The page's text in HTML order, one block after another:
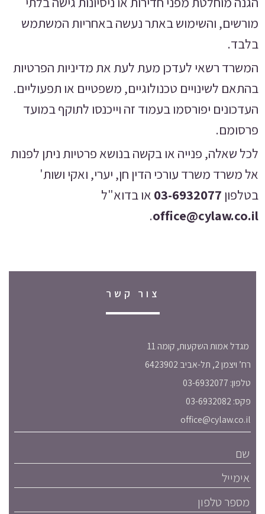
מורשים, והשימוש באתר נעשה באחריות המשתמש
בלבד.
המשרד רשאי לעדכן מעת לעת את מדיניות הפרטיות
בהתאם לשינויים טכנולוגיים, משפטיים או תפעוליים.
העדכונים יפורסמו בעמוד זה וייכנסו לתוקף במועד
פרסומם.
לכל שאלה, פנייה או בקשה בנושא פרטיות ניתן לפנות
אל משרד משרד עורכי הדין חן, יערי, ואקי ושות'
בטלפון 03-6932077 או בדוא"ל
office@cylaw.co.il
.
צור קשר
מגדל אמות השקעות, קומה 11
רח’ ויצמן 2, תל-אביב 6423902
טלפון: 03-6932077
פקס: 03-6932082
office@cylaw.co.il